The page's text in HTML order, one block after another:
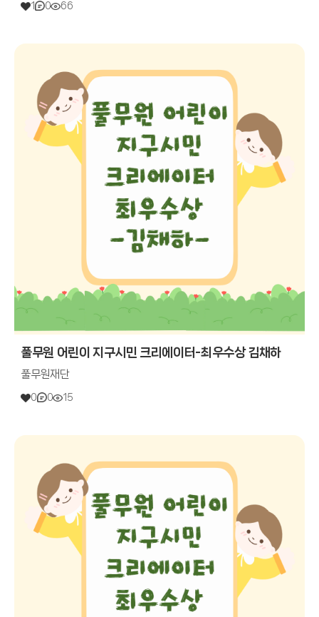
1 0 66
풀무원 어린이 지구시민 크리에이터-최우수상 김채하
풀무원재단
0 0 15